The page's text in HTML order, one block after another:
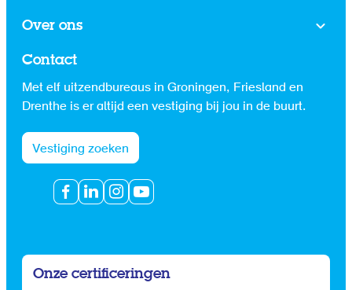
Over ons
Contact
Met elf uitzendbureaus in Groningen, Friesland en
Drenthe is er altijd een vestiging bij jou in de buurt.
Vestiging zoeken
Onze certificeringen